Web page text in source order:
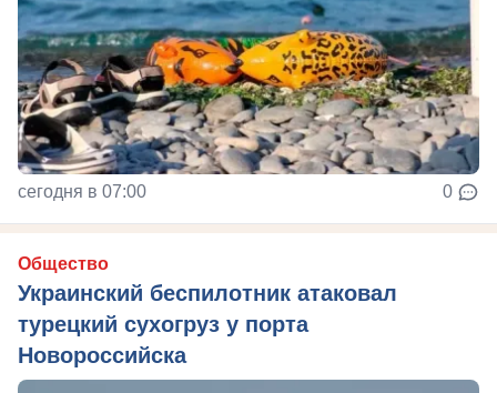
сегодня в 07:00 0
Общество
Украинский беспилотник атаковал
турецкий сухогруз у порта
Новороссийска